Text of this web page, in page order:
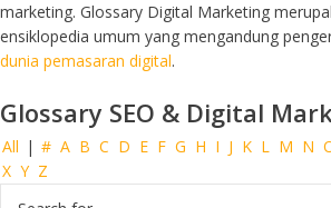
marketing. Glossary Digital Marketing
ensiklopedia umum yang mengandung
dunia pemasaran digital.
Glossary SEO & Digital
All | # A B C D E F G H I J K L M N
X Y Z